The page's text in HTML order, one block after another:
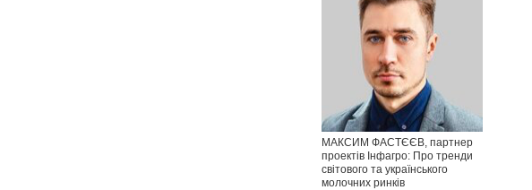
МАКСИМ ФАСТЄЄВ, партнер
проектів Інфагро: Про тренди
світового та українського
молочних ринків